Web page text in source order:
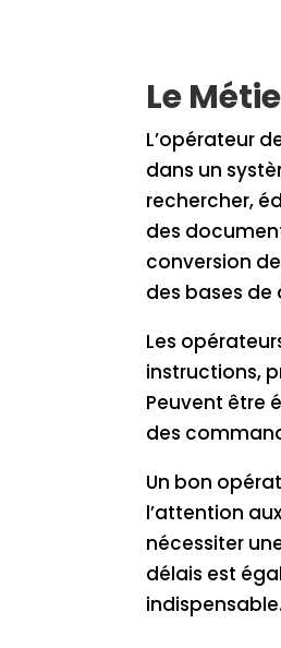
Le
L’opérateur
dans un
rechercher,
des
conversion
des bases
Les
instructions,
Peuvent être
des
Un bon
l’attention
nécessiter
délais est
indispensable.